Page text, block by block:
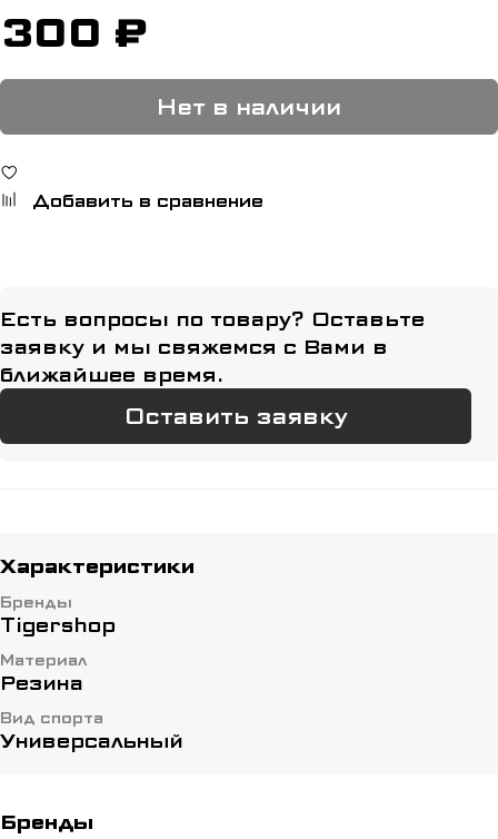
300 ₽
Нет в наличии
Добавить в сравнение
Есть вопросы по товару? Оставьте
заявку и мы свяжемся с Вами в
ближайшее время.
Оставить заявку
Характеристики
Бренды
Tigershop
Материал
Резина
Вид спорта
Универсальный
Бренды